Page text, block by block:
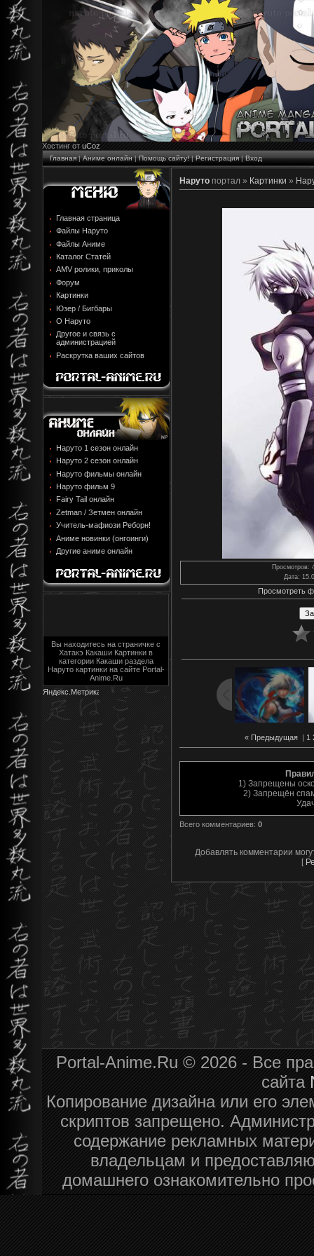
Хостинг от uCoz
Главная|Аниме онлайн|Помощь сайту!|Регистрация|Вход
Главная страница
Файлы Наруто
Файлы Аниме
Каталог Статей
AMV ролики, приколы
Форум
Картинки
Юзер / Бигбары
О Наруто
Другое и связь с
администрацией
Раскрутка ваших сайтов
Наруто 1 сезон онлайн
Наруто 2 сезон онлайн
Наруто фильмы онлайн
Наруто фильм 9
Fairy Tail онлайн
Zetman / Зетмен онлайн
Учитель-мафиози Реборн!
Аниме новинки (онгоинги)
Другие аниме онлайн
Вы находитесь на страничке с
Хатакэ Какаши Картинки в
категории Какаши раздела
Наруто картинки на сайте Portal-
Anime.Ru
Наруто портал » Картинки »
Просмотров:
Дата:
Просмотреть
« Предыдущая| 1
1) Запрещены
2) Запрещён
Всего комментариев: 0
Добавлять комментарии
[
Portal-Anime.Ru © 2026 - Все
сайта
Копирование дизайна или его
скриптов запрещено.
содержание рекламных
владельцам и
домашнего ознакомительно